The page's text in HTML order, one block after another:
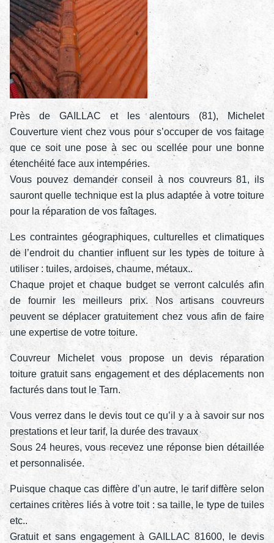
Près de GAILLAC et les alentours (81), Michelet
Couverture vient chez vous pour s’occuper de vos faitage
que ce soit une pose à sec ou scellée pour une bonne
étenchéité face aux intempéries.
Vous pouvez demander conseil à nos couvreurs 81, ils
sauront quelle technique est la plus adaptée à votre toiture
pour la réparation de vos faîtages.
Les contraintes géographiques, culturelles et climatiques
de l’endroit du chantier influent sur les types de toiture à
utiliser : tuiles, ardoises, chaume, métaux..
Chaque projet et chaque budget se verront calculés afin
de fournir les meilleurs prix. Nos artisans couvreurs
peuvent se déplacer gratuitement chez vous afin de faire
une expertise de votre toiture.
Couvreur Michelet vous propose un devis réparation
toiture gratuit sans engagement et des déplacements non
facturés dans tout le Tarn.
Vous verrez dans le devis tout ce qu’il y a à savoir sur nos
prestations et leur tarif, la durée des travaux
Sous 24 heures, vous recevez une réponse bien détaillée
et personnalisée.
Puisque chaque cas diffère d’un autre, le tarif diffère selon
certaines critères liés à votre toit : sa taille, le type de tuiles
etc..
Gratuit et sans engagement à GAILLAC 81600, le devis